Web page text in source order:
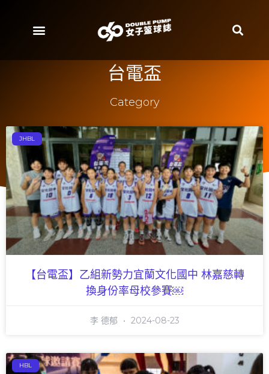
台電盃
Category
JHBL
【台電盃】乙組新勢力宜蘭文化國中 林嘉慈轉
換身份率母校參賽￼
李 德郁 2024-08-23
HBL